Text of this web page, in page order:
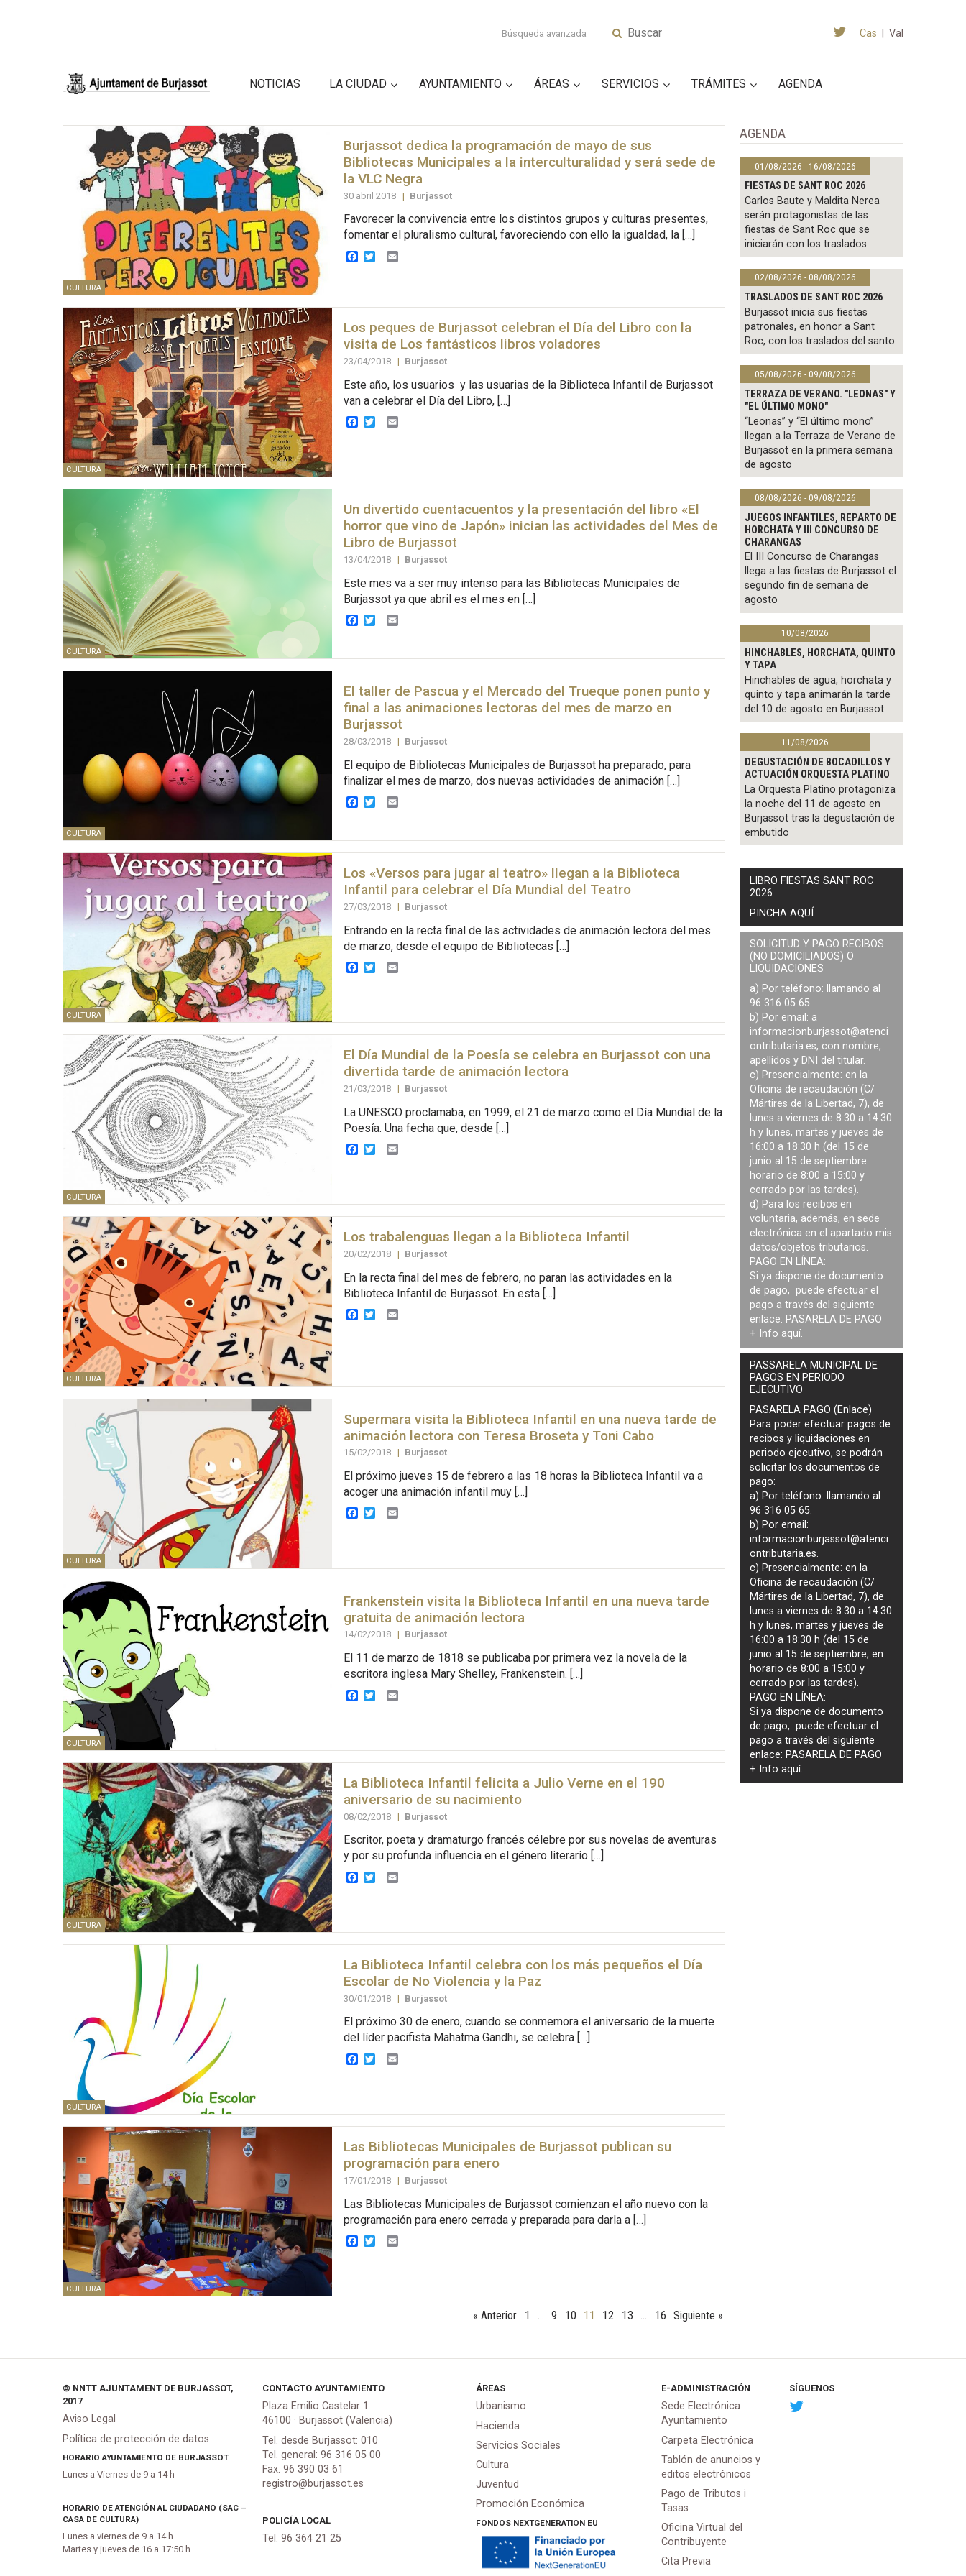
Búsqueda avanzada Cas Val
NOTICIAS LA CIUDAD AYUNTAMIENTO ÁREAS SERVICIOS TRÁMITES AGENDA
CULTURA
Burjassot dedica la programación de mayo de sus
Bibliotecas Municipales a la interculturalidad y será sede de
la VLC Negra
30 abril 2018 | Burjassot
Favorecer la convivencia entre los distintos grupos y culturas presentes,
fomentar el pluralismo cultural, favoreciendo con ello la igualdad, la […]
Facebook
TwitterEmail
CULTURA
Los peques de Burjassot celebran el Día del Libro con la
visita de Los fantásticos libros voladores
23/04/2018 | Burjassot
Este año, los usuarios y las usuarias de la Biblioteca Infantil de Burjassot
van a celebrar el Día del Libro, […]
Facebook
TwitterEmail
CULTURA
Un divertido cuentacuentos y la presentación del libro «El
horror que vino de Japón» inician las actividades del Mes de
Libro de Burjassot
13/04/2018 | Burjassot
Este mes va a ser muy intenso para las Bibliotecas Municipales de
Burjassot ya que abril es el mes en […]
Facebook
TwitterEmail
CULTURA
El taller de Pascua y el Mercado del Trueque ponen punto y
final a las animaciones lectoras del mes de marzo en
Burjassot
28/03/2018 | Burjassot
El equipo de Bibliotecas Municipales de Burjassot ha preparado, para
finalizar el mes de marzo, dos nuevas actividades de animación […]
Facebook
TwitterEmail
CULTURA
Los «Versos para jugar al teatro» llegan a la Biblioteca
Infantil para celebrar el Día Mundial del Teatro
27/03/2018 | Burjassot
Entrando en la recta final de las actividades de animación lectora del mes
de marzo, desde el equipo de Bibliotecas […]
Facebook
TwitterEmail
CULTURA
El Día Mundial de la Poesía se celebra en Burjassot con una
divertida tarde de animación lectora
21/03/2018 | Burjassot
La UNESCO proclamaba, en 1999, el 21 de marzo como el Día Mundial de la
Poesía. Una fecha que, desde […]
Facebook
Twitter
CULTURA
Los trabalenguas llegan a la Biblioteca Infantil
20/02/2018 | Burjassot
En la recta final del mes de febrero, no paran las actividades en la
Biblioteca Infantil de Burjassot. En esta […]
Facebook
Twitter
CULTURA
Supermara visita la Biblioteca Infantil en una nueva tarde de
animación lectora con Teresa Broseta y Toni Cabo
15/02/2018 | Burjassot
El próximo jueves 15 de febrero a las 18 horas la Biblioteca Infantil va a
acoger una animación infantil muy […]
Facebook
Twitter
CULTURA
Frankenstein visita la Biblioteca Infantil en una nueva tarde
gratuita de animación lectora
14/02/2018 | Burjassot
El 11 de marzo de 1818 se publicaba por primera vez la novela de la
escritora inglesa Mary Shelley, Frankenstein. […]
Facebook
TwitterEmail
CULTURA
La Biblioteca Infantil felicita a Julio Verne en el 190
aniversario de su nacimiento
08/02/2018 | Burjassot
Escritor, poeta y dramaturgo francés célebre por sus novelas de aventuras
y por su profunda influencia en el género literario […]
Facebook
TwitterEmail
CULTURA
La Biblioteca Infantil celebra con los más pequeños el Día
Escolar de No Violencia y la Paz
30/01/2018 | Burjassot
El próximo 30 de enero, cuando se conmemora el aniversario de la muerte
del líder pacifista Mahatma Gandhi, se celebra […]
Facebook
TwitterEmail
CULTURA
Las Bibliotecas Municipales de Burjassot publican su
programación para enero
17/01/2018 | Burjassot
Las Bibliotecas Municipales de Burjassot comienzan el año nuevo con la
programación para enero cerrada y preparada para darla a […]
Facebook
TwitterEmail
« Anterior 1 … 9 10 11 12 13 … 16 Siguiente »
AGENDA
01/08/2026 - 16/08/2026
FIESTAS DE SANT ROC 2026
Carlos Baute y Maldita Nerea
serán protagonistas de las
fiestas de Sant Roc que se
iniciarán con los traslados
02/08/2026 - 08/08/2026
TRASLADOS DE SANT ROC 2026
Burjassot inicia sus fiestas
patronales, en honor a Sant
Roc, con los traslados del santo
05/08/2026 - 09/08/2026
TERRAZA DE VERANO. "LEONAS" Y
"EL ÚLTIMO MONO"
“Leonas” y “El último mono”
llegan a la Terraza de Verano de
Burjassot en la primera semana
de agosto
08/08/2026 - 09/08/2026
JUEGOS INFANTILES, REPARTO DE
HORCHATA Y III CONCURSO DE
CHARANGAS
El III Concurso de Charangas
llega a las fiestas de Burjassot el
segundo fin de semana de
agosto
10/08/2026
HINCHABLES, HORCHATA, QUINTO
Y TAPA
Hinchables de agua, horchata y
quinto y tapa animarán la tarde
del 10 de agosto en Burjassot
11/08/2026
DEGUSTACIÓN DE BOCADILLOS Y
ACTUACIÓN ORQUESTA PLATINO
La Orquesta Platino protagoniza
la noche del 11 de agosto en
Burjassot tras la degustación de
embutido
LIBRO FIESTAS SANT ROC
2026
PINCHA AQUÍ
SOLICITUD Y PAGO RECIBOS
(NO DOMICILIADOS) O
LIQUIDACIONES
a) Por teléfono: llamando al
96 316 05 65.
b) Por email: a
informacionburjassot@atenci
ontributaria.es, con nombre,
apellidos y DNI del titular.
c) Presencialmente: en la
Oficina de recaudación (C/
Mártires de la Libertad, 7), de
lunes a viernes de 8:30 a 14:30
h y lunes, martes y jueves de
16:00 a 18:30 h (del 15 de
junio al 15 de septiembre:
horario de 8:00 a 15:00 y
cerrado por las tardes).
d) Para los recibos en
voluntaria, además, en sede
electrónica en el apartado mis
datos/objetos tributarios.
PAGO EN LÍNEA:
Si ya dispone de documento
de pago, puede efectuar el
pago a través del siguiente
enlace: PASARELA DE PAGO
+ Info aquí.
PASSARELA MUNICIPAL DE
PAGOS EN PERIODO
EJECUTIVO
PASARELA PAGO (Enlace)
Para poder efectuar pagos de
recibos y liquidaciones en
periodo ejecutivo, se podrán
solicitar los documentos de
pago:
a) Por teléfono: llamando al
96 316 05 65.
b) Por email:
informacionburjassot@atenci
ontributaria.es.
c) Presencialmente: en la
Oficina de recaudación (C/
Mártires de la Libertad, 7), de
lunes a viernes de 8:30 a 14:30
h y lunes, martes y jueves de
16:00 a 18:30 h (del 15 de
junio al 15 de septiembre, en
horario de 8:00 a 15:00 y
cerrado por las tardes).
PAGO EN LÍNEA:
Si ya dispone de documento
de pago, puede efectuar el
pago a través del siguiente
enlace: PASARELA DE PAGO
+ Infoaquí.
© NNTT AJUNTAMENT DE BURJASSOT,
2017
Aviso Legal
Política de protección de datos
HORARIO AYUNTAMIENTO DE BURJASSOT
Lunes a Viernes de 9 a 14 h
HORARIO DE ATENCIÓN AL CIUDADANO (SAC –
CASA DE CULTURA)
Lunes a viernes de 9 a 14 h
Martes y jueves de 16 a 17:50 h
CONTACTO AYUNTAMIENTO
Plaza Emilio Castelar 1
46100 · Burjassot (Valencia)
Tel. desde Burjassot: 010
Tel. general: 96 316 05 00
Fax. 96 390 03 61
registro@burjassot.es
POLICÍA LOCAL
Tel. 96 364 21 25
ÁREAS
Urbanismo
Hacienda
Servicios Sociales
Cultura
Juventud
Promoción Económica
FONDOS NEXTGENERATION EU
E-ADMINISTRACIÓN
Sede Electrónica
Ayuntamiento
Carpeta Electrónica
Tablón de anuncios y
editos electrónicos
Pago de Tributos i
Tasas
Oficina Virtual del
Contribuyente
Cita Previa
SÍGUENOS